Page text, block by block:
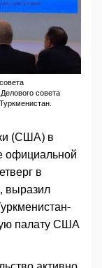
совета
(США) в
официальной
в
выразил
палату США